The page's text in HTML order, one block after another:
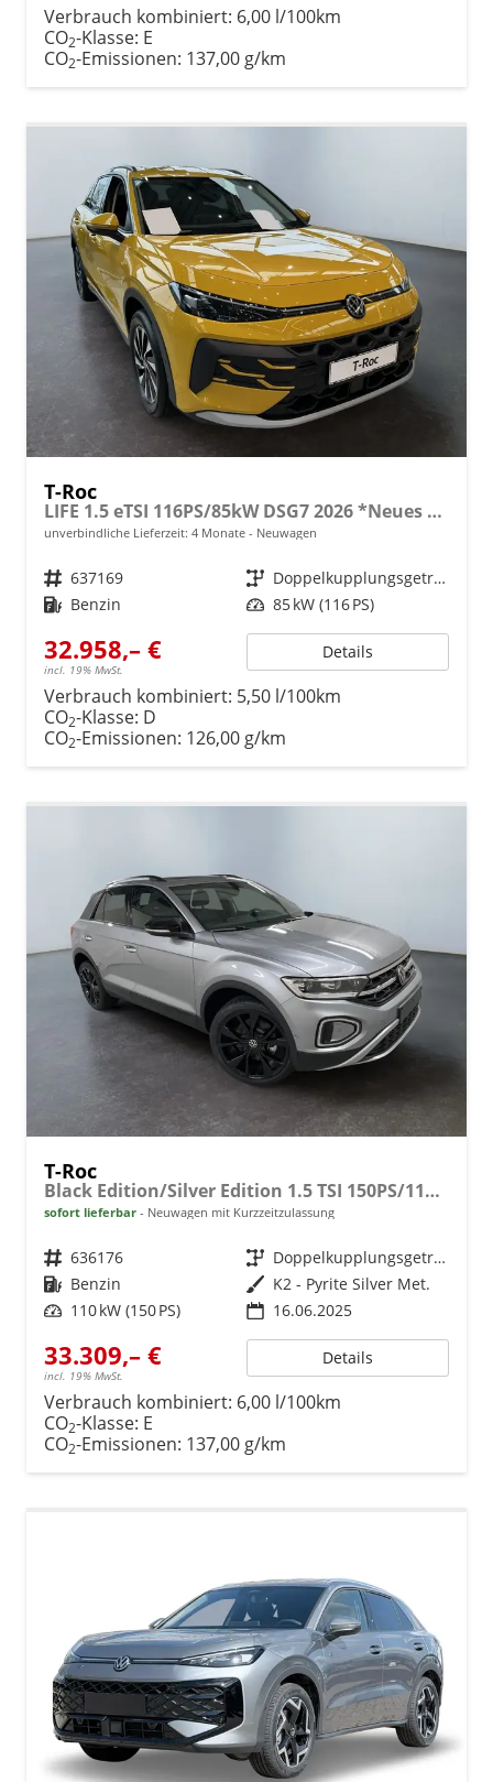
Verbrauch kombiniert: 6,00 l/100km
CO2-Klasse: E
CO2-Emissionen: 137,00 g/km
T-Roc
LIFE 1.5 eTSI 116PS/85kW DSG7 2026 *Neues Modell*
unverbindliche Lieferzeit: 4 Monate Neuwagen
Fahrzeugnr. 637169 Getriebe
Doppelkupplungsgetriebe (DSG)
Kraftstoff Benzin Leistung 85 kW (116 PS)
32.958,– €
incl. 19% MwSt.
Details
Verbrauch kombiniert: 5,50 l/100km
CO2-Klasse: D
CO2-Emissionen: 126,00 g/km
T-Roc
Black Edition/Silver Edition 1.5 TSI 150PS/110kW DSG 2025 +Black Paket+19"ALU+MATRIX+PANO
sofort lieferbar Neuwagen mit Kurzzeitzulassung
Fahrzeugnr. 636176 Getriebe
Doppelkupplungsgetriebe (DSG)
Kraftstoff Benzin Außenfarbe K2 - Pyrite Silver Met.
Leistung 110 kW (150 PS) 16.06.2025
33.309,– €
incl. 19% MwSt.
Details
Verbrauch kombiniert: 6,00 l/100km
CO2-Klasse: E
CO2-Emissionen: 137,00 g/km